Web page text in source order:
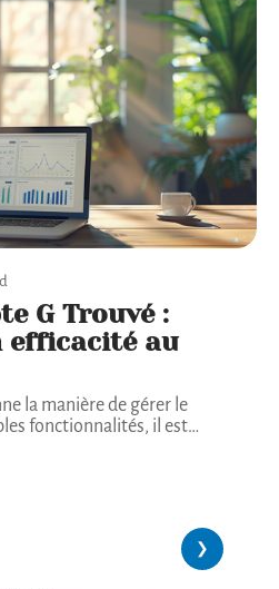
G Trouvé :
efficacité au
la manière de gérer le
fonctionnalités, il est…